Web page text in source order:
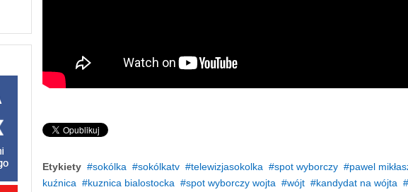
Etykiety sokólka sokólkatv telewizjasokolka spot wyborczy pawel
kuźnica
kuznica bialostocka spot wyborczy wojta wójt kandydat na wójta